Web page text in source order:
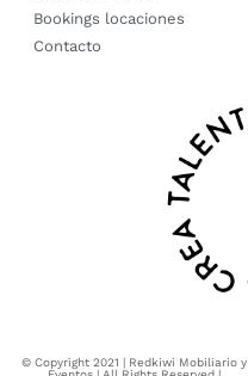
Bookings locaciones
Contacto
© Copyright 2021 | Redkiwi Mobiliario y